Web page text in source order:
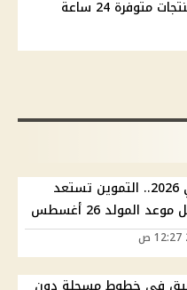
متوفرة 24 ساعة
حلوى المولد النبوي 2026.. التموين تستعد
المولد 26 أغسطس